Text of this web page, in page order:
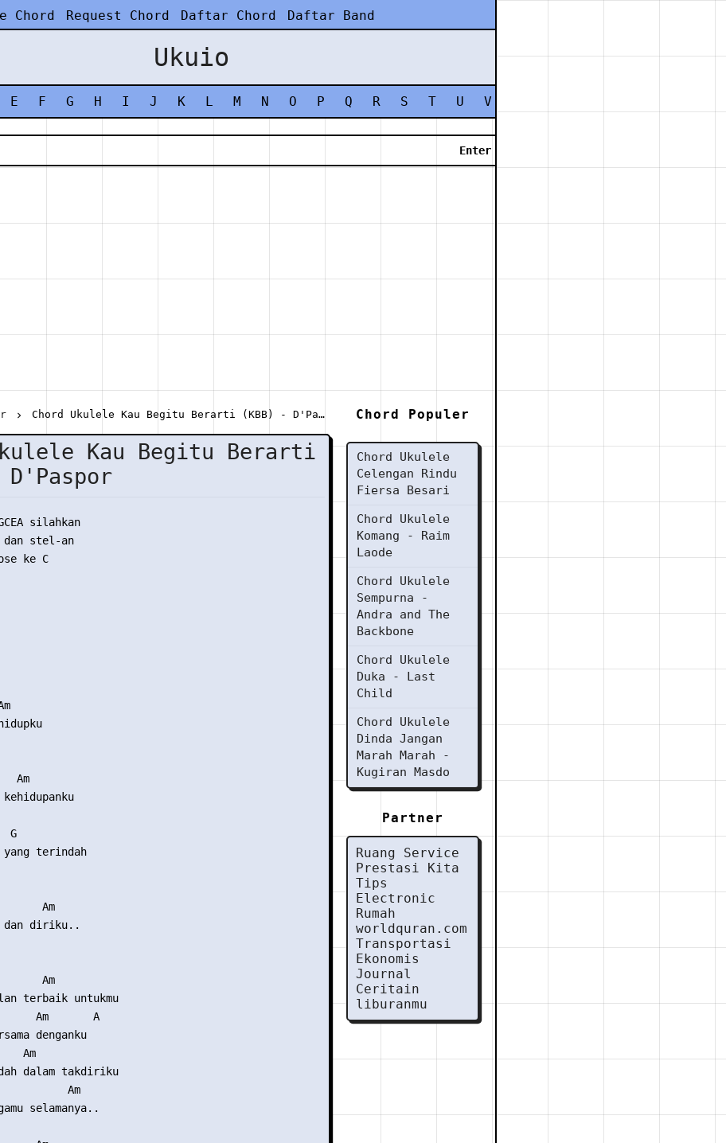
Chord Request Chord Daftar Chord Daftar Band
Ukuio
E F G H I J K L M N O P Q R S T U V
Chord Ukulele Kau Begitu Berarti (KBB) - D'Paspor
Kau Begitu Berarti
silahkan
dan stel-an
ke C
Am
kehidupanku
G
yang terindah
Am
dan diriku..
Am
terbaik untukmu
Am       A
denganku
Am
dalam takdiriku
Am
selamanya..
Chord Populer
Chord Ukulele
Celengan Rindu
Fiersa Besari
Chord Ukulele
Komang - Raim
Laode
Chord Ukulele
Sempurna -
Andra and The
Backbone
Chord Ukulele
Duka - Last
Child
Chord Ukulele
Dinda Jangan
Marah Marah -
Kugiran Masdo
Partner
Ruang Service
Prestasi Kita
Tips
Electronic
Rumah
worldquran.com
Transportasi
Ekonomis
Journal
Ceritain
liburanmu